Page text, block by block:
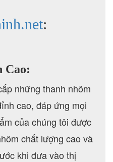
:
Cao:
những thanh nhôm
cao, đáp ứng mọi
của chúng tôi được
chất lượng cao và
khi đưa vào thị